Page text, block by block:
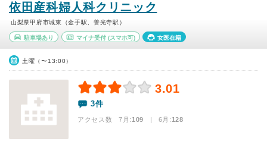
依田産科婦人科クリニック
山梨県甲府市城東（金手駅、善光寺駅）
駐車場あり マイナ受付(スマホ可) 女医在籍
土曜（〜13:00）
3.01
3件
アクセス数 7月:109 | 6月:128